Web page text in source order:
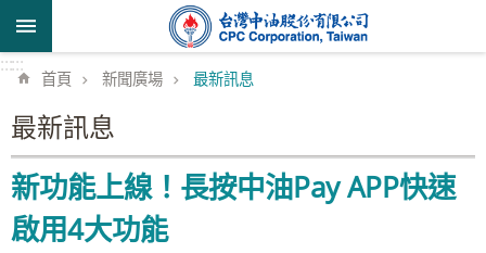
跳到主要內容區塊
::::::
首頁 新聞廣場 最新訊息
最新訊息
新功能上線！長按中油Pay APP快速
啟用4大功能